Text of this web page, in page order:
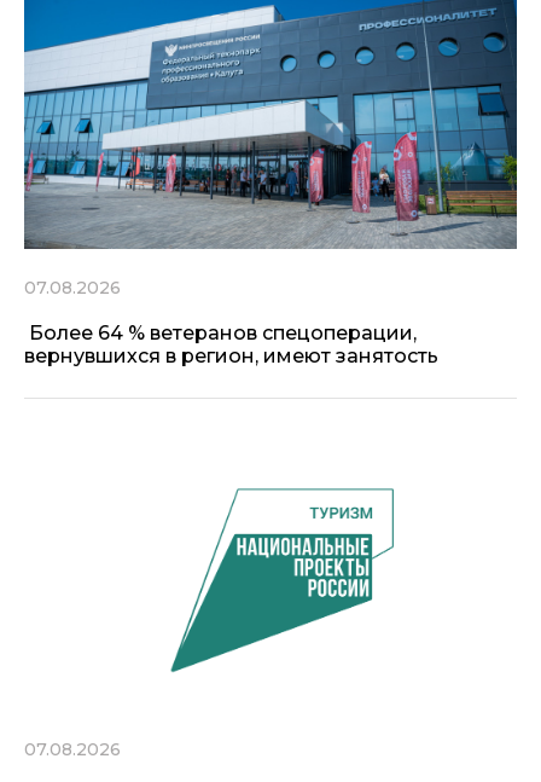
07.08.2026
Более 64 % ветеранов спецоперации,
вернувшихся в регион, имеют занятость
07.08.2026